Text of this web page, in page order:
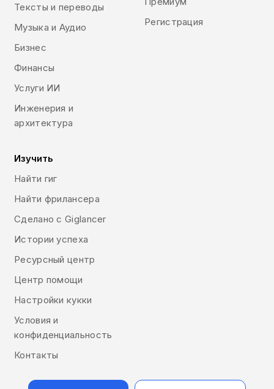
Тексты и переводы
Музыка и Аудио
Бизнес
Финансы
Услуги ИИ
Инженерия и
архитектура
Регистрация
Изучить
Найти гиг
Найти фрилансера
Сделано с Giglancer
Истории успеха
Ресурсный центр
Центр помощи
Настройки кукки
Условия и
конфиденциальность
Контакты